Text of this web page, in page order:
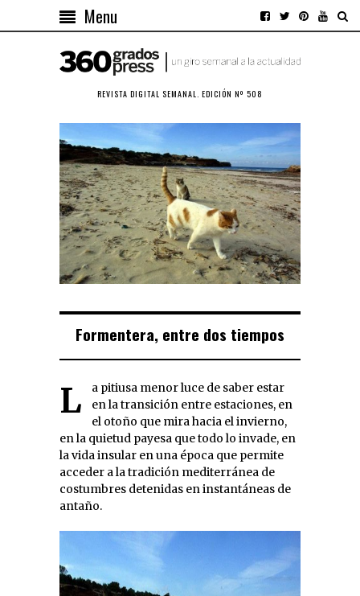
Menu
REVISTA DIGITAL SEMANAL. EDICIÓN Nº 508
Formentera, entre dos tiempos
La pitiusa menor luce de saber estar
en la transición entre estaciones, en
el otoño que mira hacia el invierno,
en la quietud payesa que todo lo invade, en
la vida insular en una época que permite
acceder a la tradición mediterránea de
costumbres detenidas en instantáneas de
antaño.